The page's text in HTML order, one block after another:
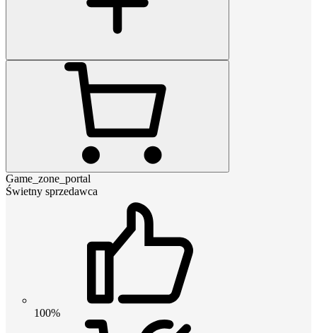
Game_zone_portal
Świetny sprzedawca
100%